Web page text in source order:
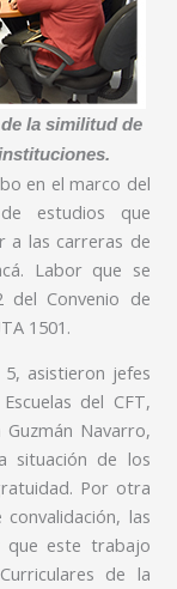
la similitud de
en el marco del
estudios que
a las carreras de
Labor que se
Convenio de
1501.
asistieron jefes
del CFT,
Navarro,
situación de los
Por otra
las
que este trabajo
de la